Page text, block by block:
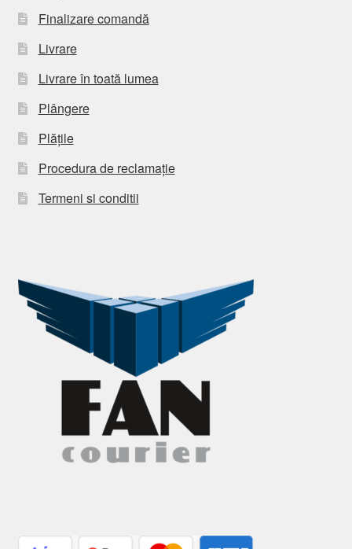
Finalizare comandă
Livrare
Livrare în toată lumea
Plângere
Plățile
Procedura de reclamație
Termeni si conditii